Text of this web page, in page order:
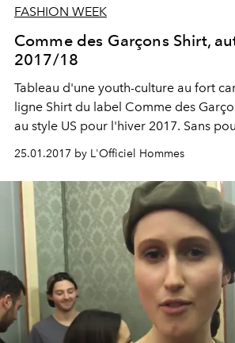
FASHION WEEK
Comme des Garçons Shirt,
2017/18
Tableau d'une youth-culture au fort
ligne Shirt du label Comme des
au style US pour l'hiver 2017. Sans
origines ultra-créatives, qui font
25.01.2017 by L'Officiel Hommes